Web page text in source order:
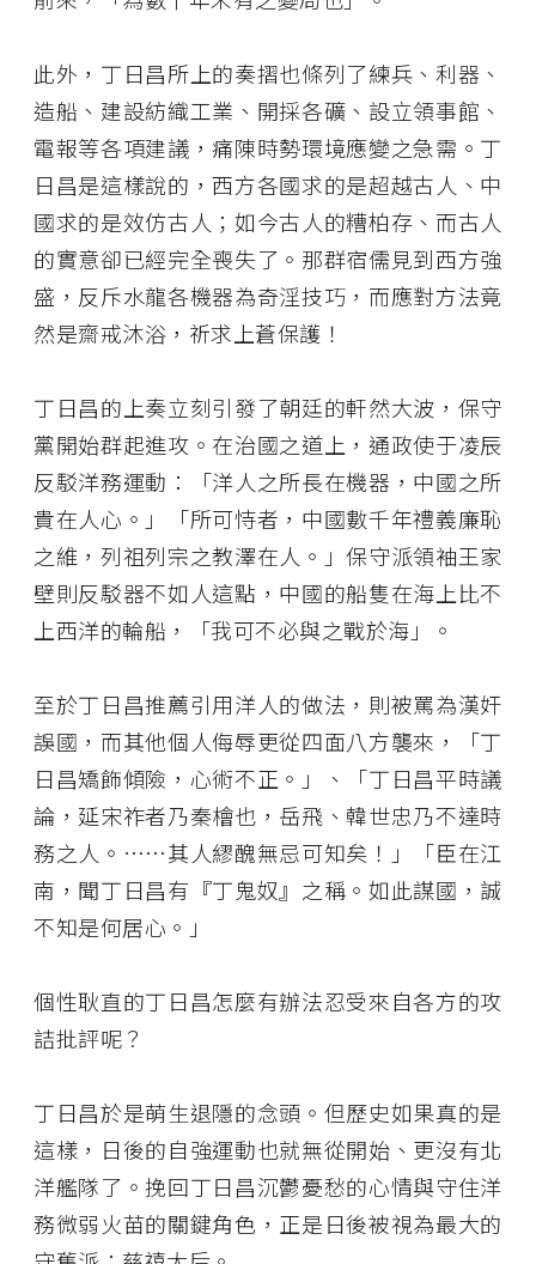
此外，丁日昌所上的奏摺也條列了練兵、利器、
造船、建設紡織工業、開採各礦、設立領事館、
電報等各項建議，痛陳時勢環境應變之急需。丁
日昌是這樣說的，西方各國求的是超越古人、中
國求的是效仿古人；如今古人的糟柏存、而古人
的實意卻已經完全喪失了。那群宿儒見到西方強
盛，反斥水龍各機器為奇淫技巧，而應對方法竟
然是齋戒沐浴，祈求上蒼保護！
丁日昌的上奏立刻引發了朝廷的軒然大波，保守
黨開始群起進攻。在治國之道上，通政使于凌辰
反駁洋務運動：「洋人之所長在機器，中國之所
貴在人心。」「所可恃者，中國數千年禮義廉恥
之維，列祖列宗之教澤在人。」保守派領袖王家
壁則反駁器不如人這點，中國的船隻在海上比不
上西洋的輪船，「我可不必與之戰於海」。
至於丁日昌推薦引用洋人的做法，則被罵為漢奸
誤國，而其他個人侮辱更從四面八方襲來，「丁
日昌矯飾傾險，心術不正。」、「丁日昌平時議
論，延宋祚者乃秦檜也，岳飛、韓世忠乃不達時
務之人。……其人繆醜無忌可知矣！」「臣在江
南，聞丁日昌有『丁鬼奴』之稱。如此謀國，誠
不知是何居心。」
個性耿直的丁日昌怎麼有辦法忍受來自各方的攻
詰批評呢？
丁日昌於是萌生退隱的念頭。但歷史如果真的是
這樣，日後的自強運動也就無從開始、更沒有北
洋艦隊了。挽回丁日昌沉鬱憂愁的心情與守住洋
務微弱火苗的關鍵角色，正是日後被視為最大的